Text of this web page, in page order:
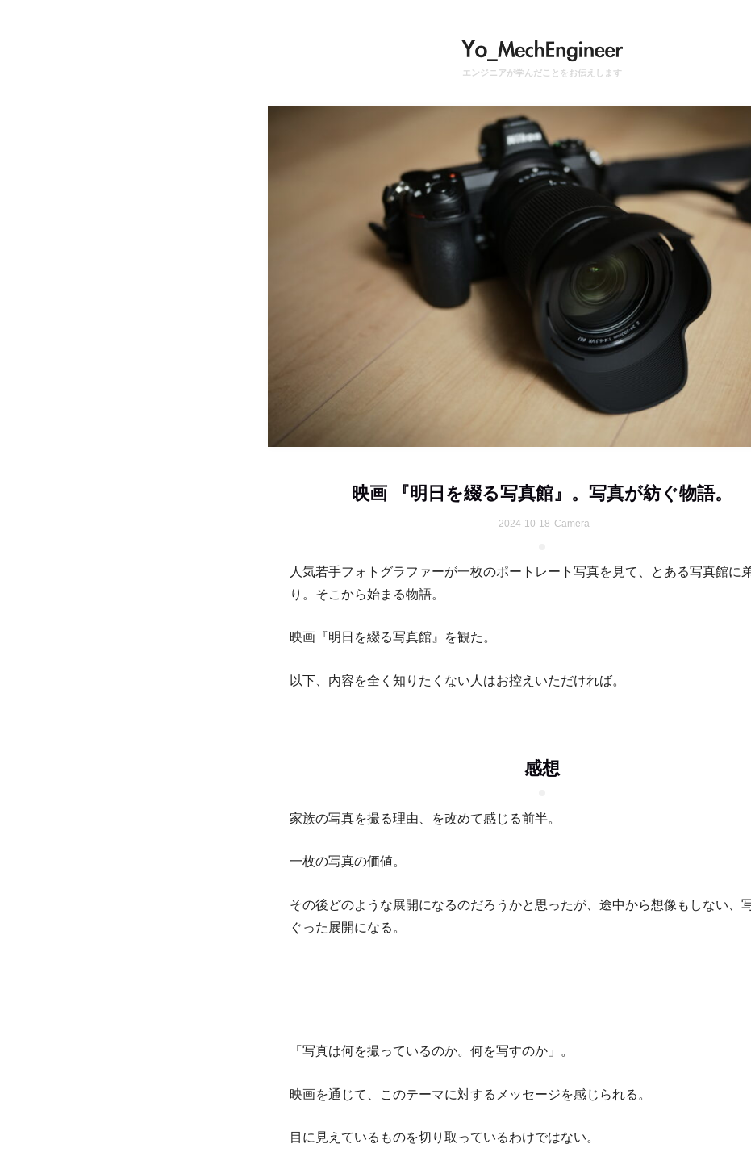
エンジニアが学んだことをお伝えします
映画 『明日を綴る写真館』。写真が紡ぐ物語。
2024-10-18 Camera
人気若手フォトグラファーが一枚のポートレート写真を見て、とある写真館に
り。そこから始まる物語。
映画『明日を綴る写真館』を観た。
以下、内容を全く知りたくない人はお控えいただければ。
感想
家族の写真を撮る理由、を改めて感じる前半。
一枚の写真の価値。
その後どのような展開になるのだろうかと思ったが、途中から想像もしない、
ぐった展開になる。
「写真は何を撮っているのか。何を写すのか」。
映画を通じて、このテーマに対するメッセージを感じられる。
目に見えているものを切り取っているわけではない。